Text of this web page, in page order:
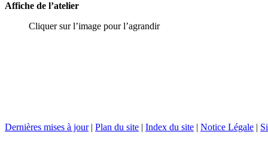
Affiche de l’atelier
Cliquer sur l’image pour l’agrandir
Dernières mises à jour| Plan du site | Index du site | Notice Légale |